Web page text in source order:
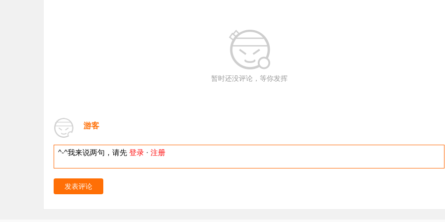
暂时还没评论，等你发挥
游客
^-^我来说两句，请先 登录 · 注册
发表评论